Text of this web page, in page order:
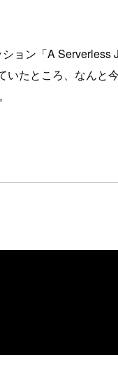
ョン「A
たところ、なんと